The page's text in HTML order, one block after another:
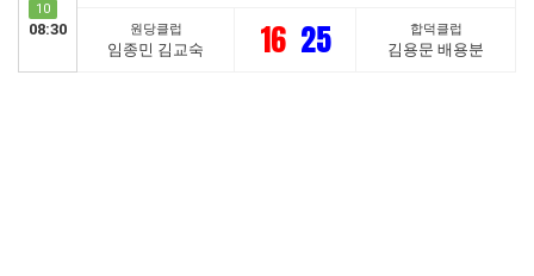
10
08:30 원당클럽
임종민 김교숙 16 25 합덕클럽
김용문 배용분